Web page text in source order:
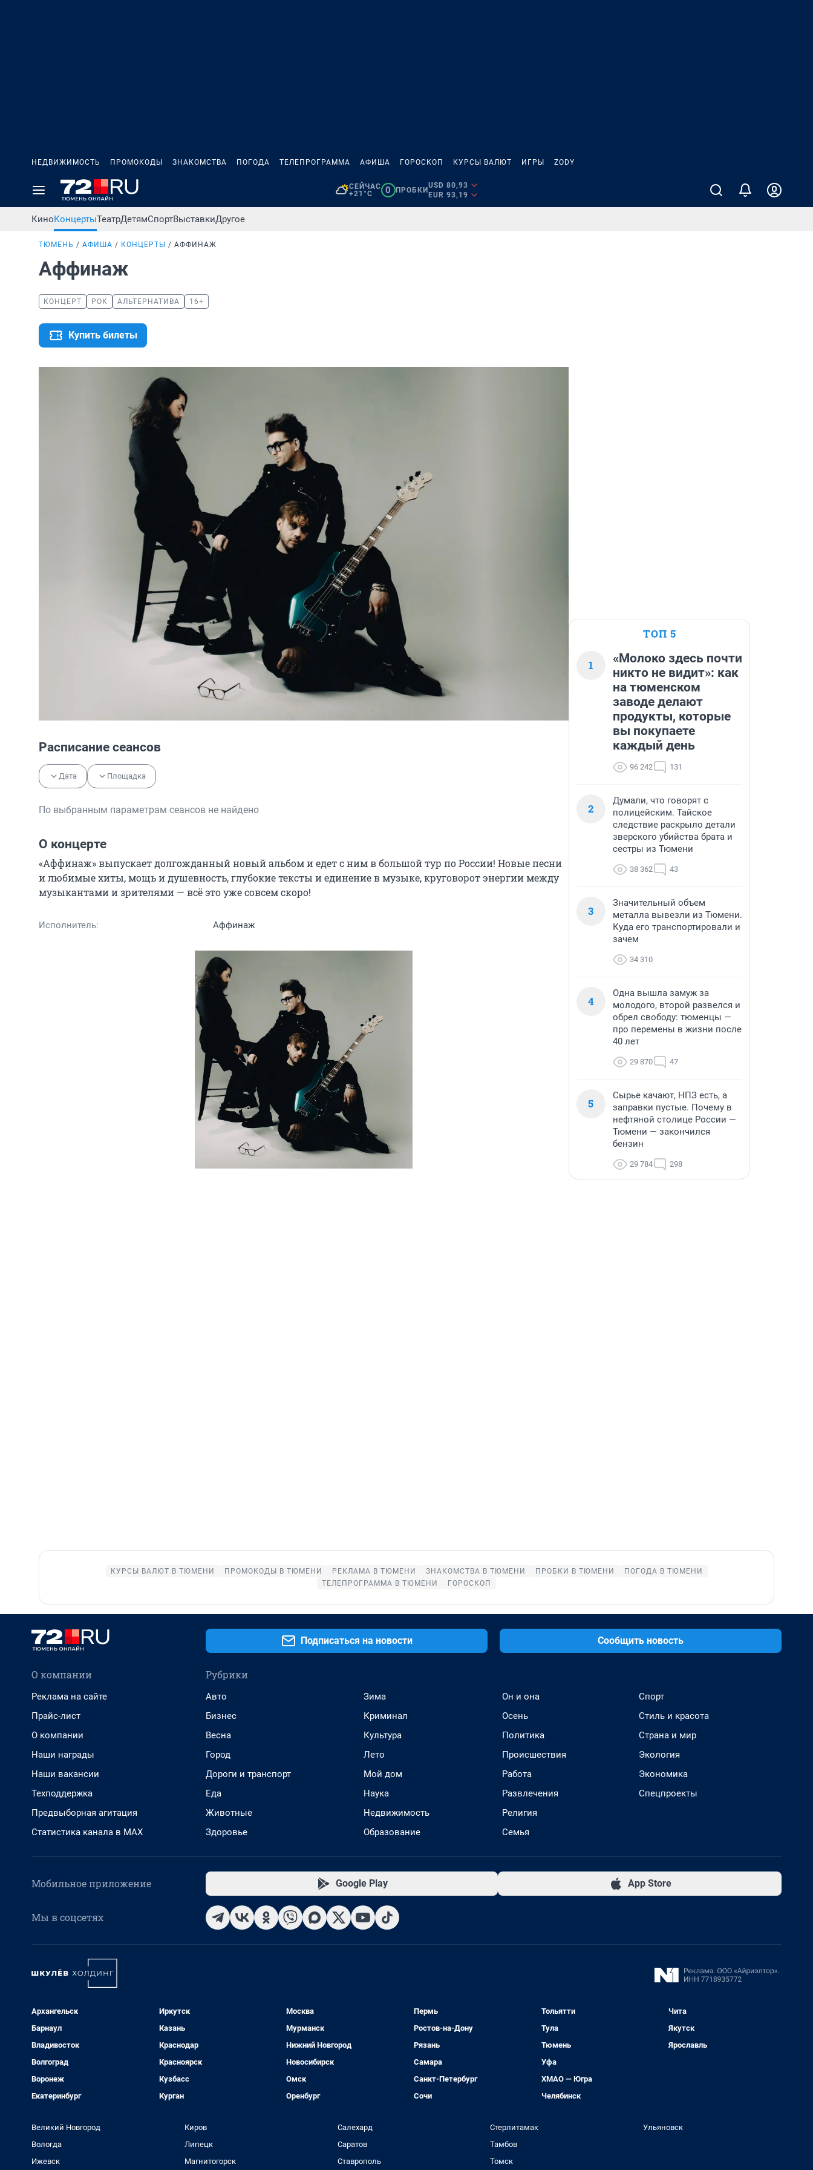
НЕДВИЖИМОСТЬ ПРОМОКОДЫ ЗНАКОМСТВА ПОГОДА ТЕЛЕПРОГРАММА АФИША ГОРОСКОП КУРСЫ ВАЛЮТ ИГРЫ ZODY
СЕЙЧАС
+21°C
0 ПРОБКИ
USD 80,93
EUR 93,19
КиноКонцертыТеатрДетямСпортВыставкиДругое
ТЮМЕНЬ АФИША КОНЦЕРТЫ АФФИНАЖ
Аффинаж
КОНЦЕРТ РОК АЛЬТЕРНАТИВА 16+
Купить билеты
Расписание сеансов
Дата Площадка
По выбранным параметрам сеансов не найдено
О концерте
«Аффинаж» выпускает долгожданный новый альбом и едет с ним в большой тур по России! Новые песни
и любимые хиты, мощь и душевность, глубокие тексты и единение в музыке, круговорот энергии между
музыкантами и зрителями — всё это уже совсем скоро!
Исполнитель: Аффинаж
ТОП 5
1
«Молоко здесь почти
никто не видит»: как
на тюменском
заводе делают
продукты, которые
вы покупаете
каждый день
96 242 131
2
Думали, что говорят с
полицейским. Тайское
следствие раскрыло детали
зверского убийства брата и
сестры из Тюмени
38 362 43
3
Значительный объем
металла вывезли из Тюмени.
Куда его транспортировали и
зачем
34 310
4
Одна вышла замуж за
молодого, второй развелся и
обрел свободу: тюменцы —
про перемены в жизни после
40 лет
29 870 47
5
Сырье качают, НПЗ есть, а
заправки пустые. Почему в
нефтяной столице России —
Тюмени — закончился
бензин
29 784 298
КУРСЫ ВАЛЮТ В ТЮМЕНИ ПРОМОКОДЫ В ТЮМЕНИ РЕКЛАМА В ТЮМЕНИ ЗНАКОМСТВА В ТЮМЕНИ ПРОБКИ В ТЮМЕНИ
ПОГОДА В ТЮМЕНИ
ТЕЛЕПРОГРАММА В ТЮМЕНИ
ГОРОСКОП
Подписаться на новости Сообщить новость
О компании
Реклама на сайте
Прайс-лист
О компании
Наши награды
Наши вакансии
Техподдержка
Предвыборная агитация
Статистика канала в MAX
Рубрики
Авто
Бизнес
Весна
Город
Дороги и транспорт
Еда
Животные
Здоровье
Зима
Криминал
Культура
Лето
Мой дом
Наука
Недвижимость
Образование
Он и она
Осень
Политика
Происшествия
Работа
Развлечения
Религия
Семья
Спорт
Стиль и красота
Страна и мир
Экология
Экономика
Спецпроекты
Мобильное приложение Google Play App Store
Мы в соцсетях
Архангельск
Барнаул
Владивосток
Волгоград
Воронеж
Екатеринбург
Иркутск
Казань
Краснодар
Красноярск
Кузбасс
Курган
Москва
Мурманск
Нижний Новгород
Новосибирск
Омск
Оренбург
Пермь
Ростов-на-Дону
Рязань
Самара
Санкт-Петербург
Сочи
Тольятти
Тула
Тюмень
Уфа
ХМАО — Югра
Челябинск
Чита
Якутск
Ярославль
Великий Новгород
Вологда
Ижевск
Киров
Липецк
Магнитогорск
Салехард
Саратов
Ставрополь
Стерлитамак
Тамбов
Томск
Ульяновск